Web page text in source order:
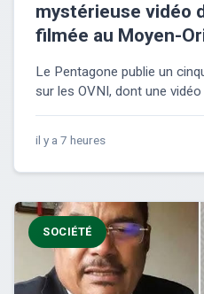
mystérieuse vidéo
filmée au Moyen-
Le Pentagone publie un
sur les OVNI, dont une
il y a 7 heures
SOCIÉTÉ